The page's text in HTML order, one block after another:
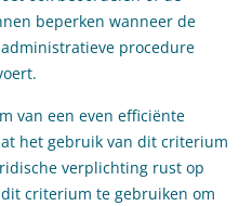
beperken wanneer de
procedure
van een even efficiënte
het gebruik van dit criterium
verplichting rust op
criterium te gebruiken om